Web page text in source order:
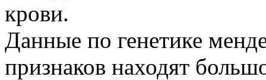
крови.
Данные по генетике
признаков находят